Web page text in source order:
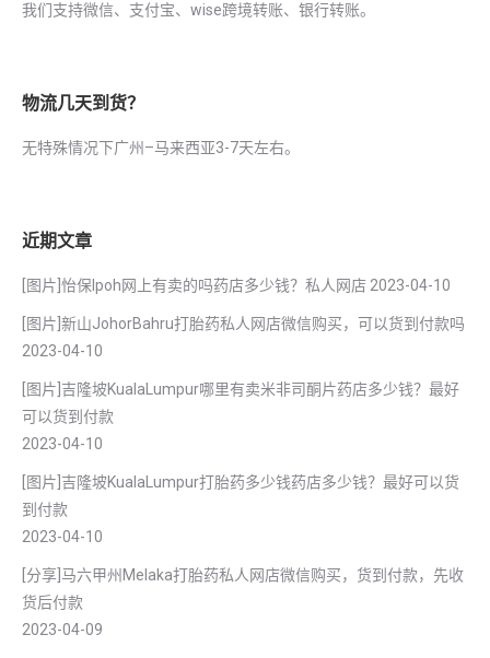
我们支持微信、支付宝、wise跨境转账、银行转账。
物流几天到货？
无特殊情况下广州–马来西亚3-7天左右。
近期文章
[图片]怡保lpoh网上有卖的吗药店多少钱？私人网店 2023-04-10
[图片]新山JohorBahru打胎药私人网店微信购买，可以货到付款吗
2023-04-10
[图片]吉隆坡KualaLumpur哪里有卖米非司酮片药店多少钱？最好
可以货到付款
2023-04-10
[图片]吉隆坡KualaLumpur打胎药多少钱药店多少钱？最好可以货
到付款
2023-04-10
[分享]马六甲州Melaka打胎药私人网店微信购买，货到付款，先收
货后付款
2023-04-09